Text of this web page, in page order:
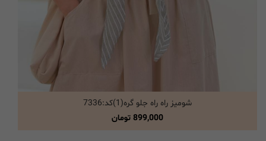
انتخاب گزینه ها
شومیز راه راه جلو گره(1)کد:7336
899,000 تومان